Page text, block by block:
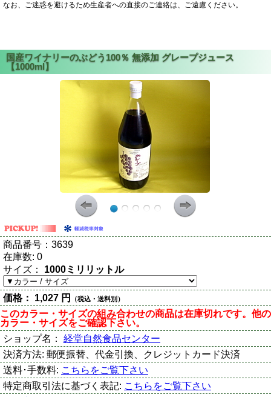
なお、ご迷惑を避けるため生産者への直接のご連絡は、ご遠慮ください。
商品番号： 3639
在庫数: 0
サイズ： 1000ミリリットル
価格： 1,027 円 （税込・送料別）
このカラー・サイズの組み合わせの商品は在庫切れです。他の
カラー・サイズをご確認下さい。
ショップ名： 経堂自然食品センター
決済方法: 郵便振替、代金引換、クレジットカード決済
送料･手数料: こちらをご覧下さい
特定商取引法に基づく表記: こちらをご覧下さい